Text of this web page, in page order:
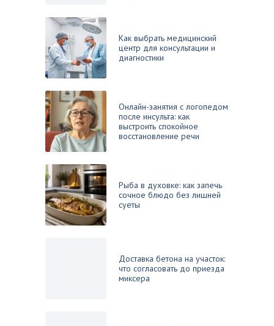
Как выбрать медицинский
центр для консультации и
диагностики
Онлайн-занятия с логопедом
после инсульта: как
выстроить спокойное
восстановление речи
Рыба в духовке: как запечь
сочное блюдо без лишней
суеты
Доставка бетона на участок:
что согласовать до приезда
миксера